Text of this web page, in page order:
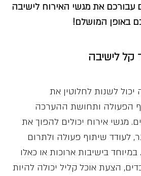
עבורכם את מגשי האירוח לישיבה
באופן המושלם!
קל לישיבה
יכול לשנות לחלוטין את
הפעולה ותחושת ההערכה
מגשי אירוח יכולים להפוך את
לעודד שיתוף פעולה ולתרום
בישיבות ארוכות או כאלו
הצעת אוכל קליל יכולה להיות